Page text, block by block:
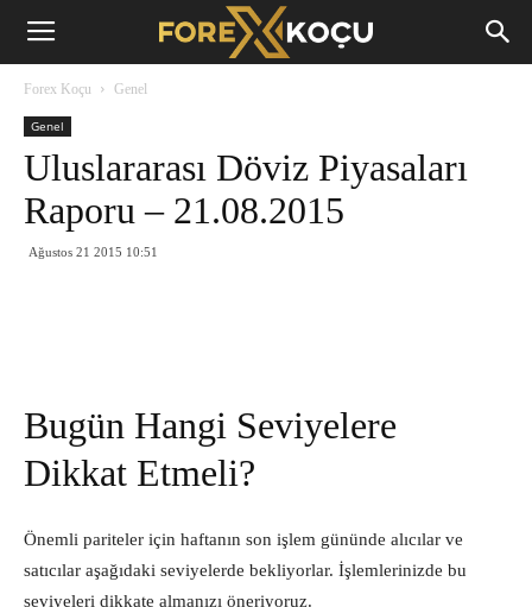
Forex
Forex Koçu Genel
Genel
Uluslararası Döviz Piyasaları
Raporu – 21.08.2015
Ağustos 21 2015 10:51
Bugün Hangi Seviyelere
Dikkat Etmeli?
Önemli pariteler için haftanın son işlem gününde alıcılar ve
satıcılar aşağıdaki seviyelerde bekliyorlar. İşlemlerinizde bu
seviyeleri dikkate almanızı öneriyoruz.